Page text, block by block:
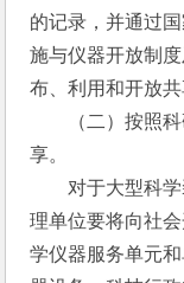
的记录，并通过
施与仪器开放制
布、利用和开放共
（二）按照科
享。
对于大型科学
理单位要将向社
学仪器服务单元